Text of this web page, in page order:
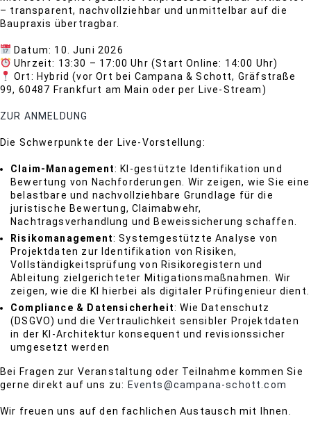
– transparent, nachvollziehbar und unmittelbar auf die
Baupraxis übertragbar.
Datum: 10. Juni 2026
Uhrzeit: 13:30 – 17:00 Uhr (Start Online: 14:00 Uhr)
Ort: Hybrid (vor Ort bei Campana & Schott, Gräfstraße
99, 60487 Frankfurt am Main oder per Live‑Stream)
ZUR ANMELDUNG
Die Schwerpunkte der Live-Vorstellung:
Claim-Management: KI-gestützte Identifikation und
Bewertung von Nachforderungen. Wir zeigen, wie Sie eine
belastbare und nachvollziehbare Grundlage für die
juristische Bewertung, Claimabwehr,
Nachtragsverhandlung und Beweissicherung schaffen.
Risikomanagement: Systemgestützte Analyse von
Projektdaten zur Identifikation von Risiken,
Vollständigkeitsprüfung von Risikoregistern und
Ableitung zielgerichteter Mitigationsmaßnahmen. Wir
zeigen, wie die KI hierbei als digitaler Prüfingenieur dient.
Compliance & Datensicherheit: Wie Datenschutz
(DSGVO) und die Vertraulichkeit sensibler Projektdaten
in der KI-Architektur konsequent und revisionssicher
umgesetzt werden
Bei Fragen zur Veranstaltung oder Teilnahme kommen Sie
gerne direkt auf uns zu: Events@campana-schott.com
Wir freuen uns auf den fachlichen Austausch mit Ihnen.